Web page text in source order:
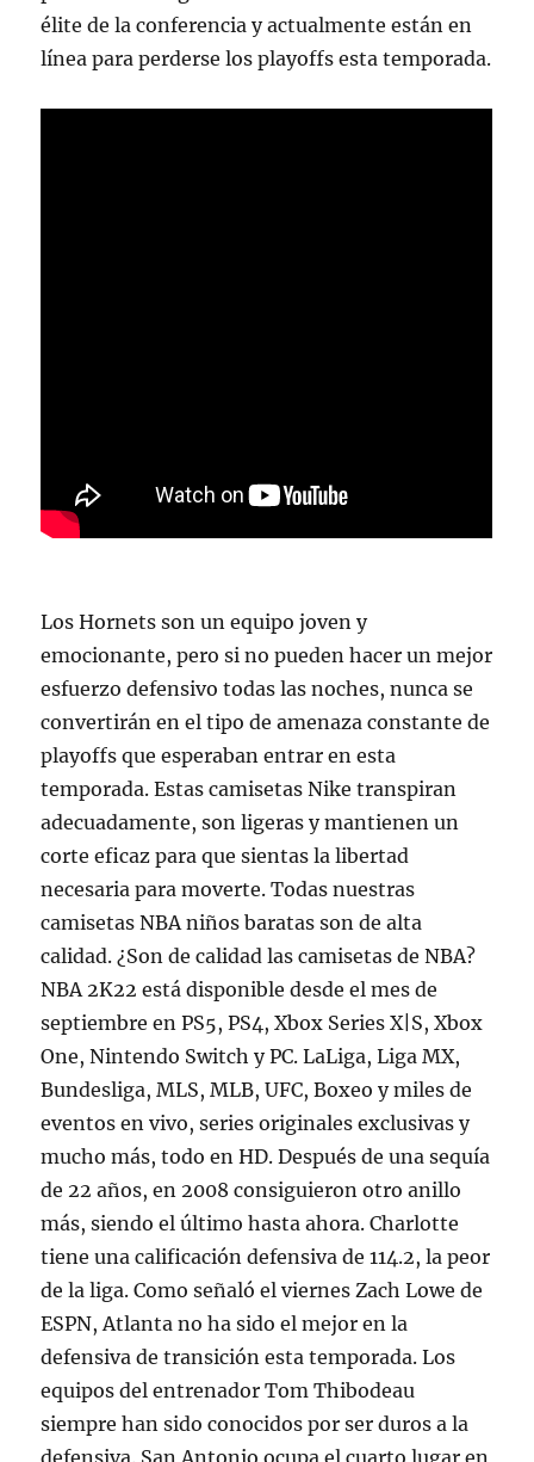
élite de la conferencia y actualmente están en
línea para perderse los playoffs esta temporada.
Los Hornets son un equipo joven y
emocionante, pero si no pueden hacer un mejor
esfuerzo defensivo todas las noches, nunca se
convertirán en el tipo de amenaza constante de
playoffs que esperaban entrar en esta
temporada. Estas camisetas Nike transpiran
adecuadamente, son ligeras y mantienen un
corte eficaz para que sientas la libertad
necesaria para moverte. Todas nuestras
camisetas NBA niños baratas son de alta
calidad. ¿Son de calidad las camisetas de NBA?
NBA 2K22 está disponible desde el mes de
septiembre en PS5, PS4, Xbox Series X|S, Xbox
One, Nintendo Switch y PC. LaLiga, Liga MX,
Bundesliga, MLS, MLB, UFC, Boxeo y miles de
eventos en vivo, series originales exclusivas y
mucho más, todo en HD. Después de una sequía
de 22 años, en 2008 consiguieron otro anillo
más, siendo el último hasta ahora. Charlotte
tiene una calificación defensiva de 114.2, la peor
de la liga. Como señaló el viernes Zach Lowe de
ESPN, Atlanta no ha sido el mejor en la
defensiva de transición esta temporada. Los
equipos del entrenador Tom Thibodeau
siempre han sido conocidos por ser duros a la
defensiva. San Antonio ocupa el cuarto lugar en